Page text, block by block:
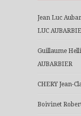
Jean Luc
LUC
Guillaume
AUBARBIER
CHERY Jean-
Boivinet